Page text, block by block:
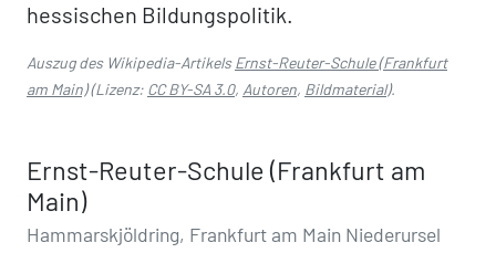
hessischen Bildungspolitik.
Auszug des Wikipedia-ArtikelsErnst-Reuter-Schule (Frankfurt
am Main)(Lizenz: CC BY-SA 3.0, Autoren, Bildmaterial).
Ernst-Reuter-Schule (Frankfurt am
Main)
Hammarskjöldring, Frankfurt am Main Niederursel